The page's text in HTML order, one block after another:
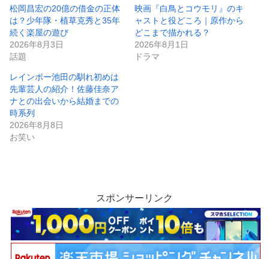
松岡昌宏の20億の借金の正体
は？少年隊・植草克秀と35年
続く楽屋の遊び
2026年8月3日
話題
映画『白鳥とコウモリ』のキ
ャストと役どころ｜原作から
どこまで描かれる？
2026年8月1日
ドラマ
レインボー池田の馴れ初めは
先輩芸人の紹介！佐藤佳奈ア
ナとの出会いから結婚までの
時系列
2026年8月8日
お笑い
スポンサーリンク